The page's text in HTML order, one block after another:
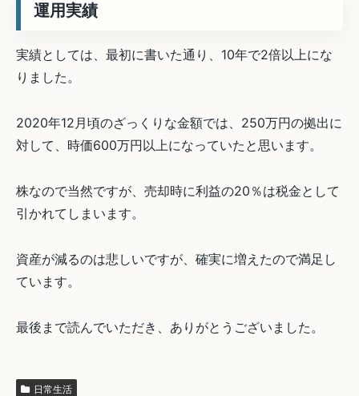
運用実績
実績としては、最初に書いた通り、10年で2倍以上にな
りました。
2020年12月頃のざっくりな金額では、250万円の拠出に
対して、時価600万円以上になっていたと思います。
株なので当然ですが、売却時に利益の20％は税金として
引かれてしまいます。
資産が減るのは悲しいですが、確実に増えたので満足し
ています。
最後まで読んでいただき、ありがとうございました。
日常生活